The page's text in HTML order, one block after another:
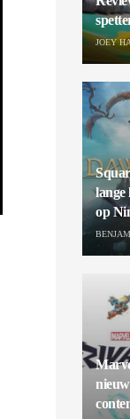
JOEY
op